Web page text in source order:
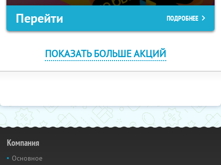
Перейти ПОДРОБНЕЕ
ПОКАЗАТЬ БОЛЬШЕ АКЦИЙ
Компания
Основное